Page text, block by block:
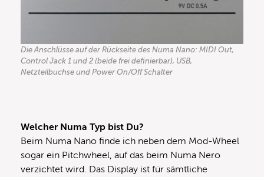
Die Anschlüsse auf der Rückseite des Numa Nano: MIDI Out,
Control Jack 1 und 2 (beide frei definierbar), USB,
Netzteilbuchse und Power On/Off Schalter
Welcher Numa Typ bist Du?
Beim Numa Nano finde ich neben dem Mod-Wheel
sogar ein Pitchwheel, auf das beim Numa Nero
verzichtet wird. Das Display ist für sämtliche